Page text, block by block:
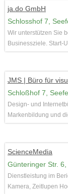
ja.do GmbH
Schlosshof 7,
Wir unterstützen Sie
Businessziele. Start-
JMS | Büro für
Schloßhof 7,
Design- und
Markenbildung und
ScienceMedia
Günteringer Str. 6,
Dienstleistung im
Kamera, Zeitlupen